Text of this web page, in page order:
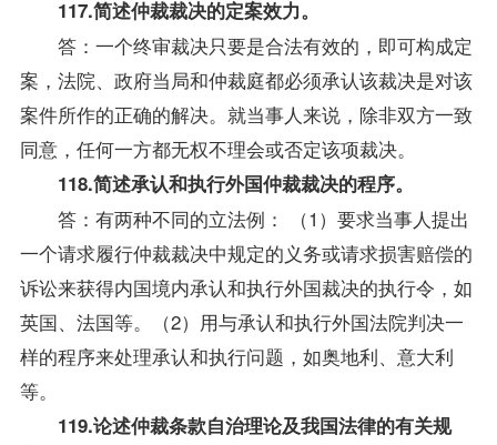
117.简述仲裁裁决的定案效力。
答：一个终审裁决只要是合法有效的，即可构成定
案，法院、政府当局和仲裁庭都必须承认该裁决是对该
案件所作的正确的解决。就当事人来说，除非双方一致
同意，任何一方都无权不理会或否定该项裁决。
118.简述承认和执行外国仲裁裁决的程序。
答：有两种不同的立法例： （1）要求当事人提出
一个请求履行仲裁裁决中规定的义务或请求损害赔偿的
诉讼来获得内国境内承认和执行外国裁决的执行令，如
英国、法国等。（2）用与承认和执行外国法院判决一
样的程序来处理承认和执行问题，如奥地利、意大利
等。
119.论述仲裁条款自治理论及我国法律的有关规